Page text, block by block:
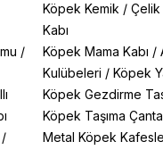
/
/
Köpek Kemik /Çelik
Kabı
Köpek Mama Kabı /
Kulübeleri /Köpek
Köpek Gezdirme
Köpek Taşıma
Metal Köpek